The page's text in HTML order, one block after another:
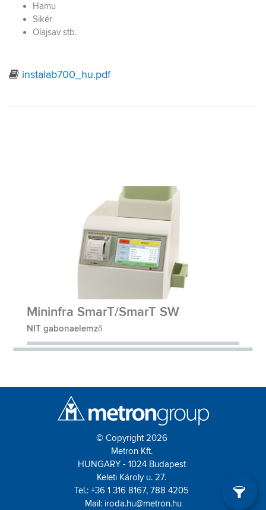
Hamu
Sikér
Olajsav stb.
instalab700_hu.pdf
Mininfra SmarT/SmarT SW
NIT gabonaelemző
© Copyright 2026
Metron Kft.
HUNGARY - 1024 Budapest
Keleti Károly u. 27.
Tel.: +36 1 316 8167, 788 4205
Mail: iroda.hu@metron.hu